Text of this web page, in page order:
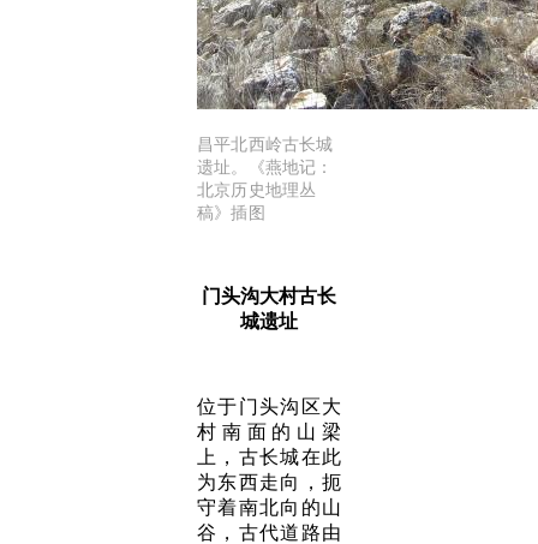
昌平北西岭古长城
遗址。《燕地记：
北京历史地理丛
稿》插图
门头沟大村古长
城遗址
位于门头沟区大
村南面的山梁
上，古长城在此
为东西走向，扼
守着南北向的山
谷，古代道路由